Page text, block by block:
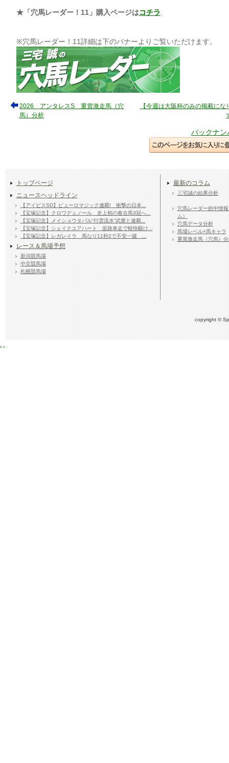
★「穴馬レーダー！11」購入ページはコチラ
※穴馬レーダー！11詳細は下のバナーよりご覧いただけます。
2026 アンタレスS 重賞激走馬（穴
馬）分析
【今週は大阪杯のみの掲載にな
バックナン
トップページ
ニュースヘッドライン
【アイビスSD】ピューロマジック連覇! 衝撃の日本...
【宝塚記念】クロワデュノール 史上初の春古馬3冠へ...
【宝塚記念】メイショウタバル“行雲流水”武豊と連覇...
【宝塚記念】シェイクユアハート 坂路単走で軽快駆け...
【宝塚記念】レガレイラ 馬なり11秒2で不安一蹴 ...
レース＆馬場予想
新潟競馬場
中京競馬場
札幌競馬場
最新のコラム
三宅誠の結果分析
穴馬レーダー的中情
ム）
穴馬データ分析
馬場レベル×馬キャラ
重賞激走馬（穴馬）
copyright ©
. .